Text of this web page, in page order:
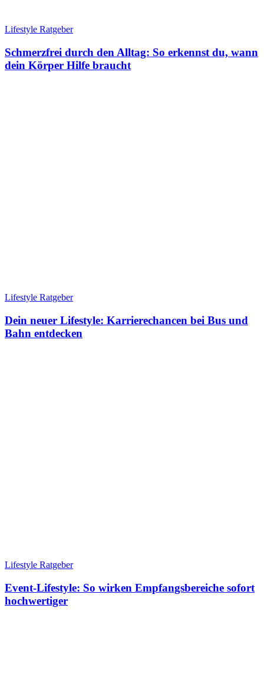
Lifestyle Ratgeber
Schmerzfrei durch den Alltag: So erkennst du, wann
dein Körper Hilfe braucht
Lifestyle Ratgeber
Dein neuer Lifestyle: Karrierechancen bei Bus und
Bahn entdecken
Lifestyle Ratgeber
Event-Lifestyle: So wirken Empfangsbereiche sofort
hochwertiger